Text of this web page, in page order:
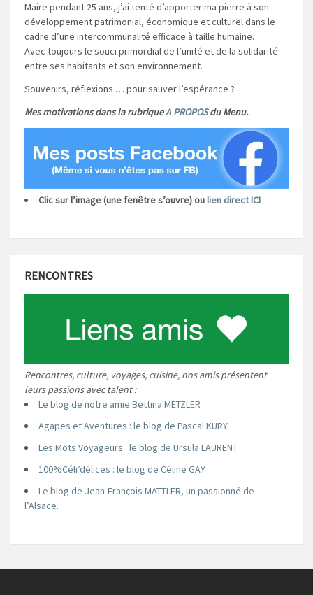
Maire pendant 25 ans, j’ai tenté d’apporter ma pierre à son
développement patrimonial, économique et culturel dans le
cadre d’une intercommunalité efficace à taille humaine.
Avec toujours le souci primordial de l’unité et de la solidarité
entre ses habitants et son environnement.
Souvenirs, réflexions … pour sauver l’espérance ?
Mes motivations dans la rubriqueA PROPOSdu Menu.
Clic sur l’image (une fenêtre s’ouvre) oulien direct ICI
RENCONTRES
Rencontres, culture, voyages, cuisine, nos amis présentent
leurs passions avec talent :
Le blog de notre amie Bettina METZLER
Agapes et Aventures : le blog de Pascal KURY
Les Mots Voyageurs : le blog de Ursula LAURENT
100%Céli’délices : le blog de Céline GAY
Le blog de Jean-François MATTLER, un passionné de
l’Alsace.